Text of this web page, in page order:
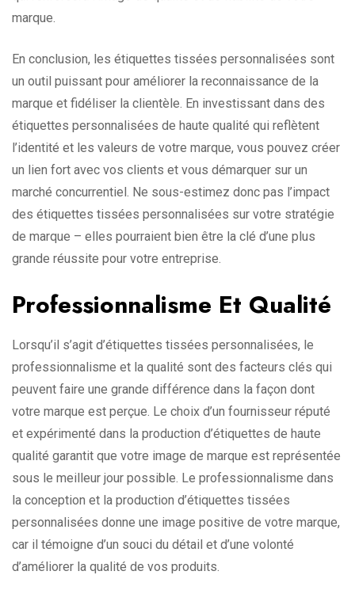
marque.
En conclusion, les étiquettes tissées personnalisées sont
un outil puissant pour améliorer la reconnaissance de la
marque et fidéliser la clientèle. En investissant dans des
étiquettes personnalisées de haute qualité qui reflètent
l’identité et les valeurs de votre marque, vous pouvez créer
un lien fort avec vos clients et vous démarquer sur un
marché concurrentiel. Ne sous-estimez donc pas l’impact
des étiquettes tissées personnalisées sur votre stratégie
de marque – elles pourraient bien être la clé d’une plus
grande réussite pour votre entreprise.
Professionnalisme Et Qualité
Lorsqu’il s’agit d’étiquettes tissées personnalisées, le
professionnalisme et la qualité sont des facteurs clés qui
peuvent faire une grande différence dans la façon dont
votre marque est perçue. Le choix d’un fournisseur réputé
et expérimenté dans la production d’étiquettes de haute
qualité garantit que votre image de marque est représentée
sous le meilleur jour possible. Le professionnalisme dans
la conception et la production d’étiquettes tissées
personnalisées donne une image positive de votre marque,
car il témoigne d’un souci du détail et d’une volonté
d’améliorer la qualité de vos produits.